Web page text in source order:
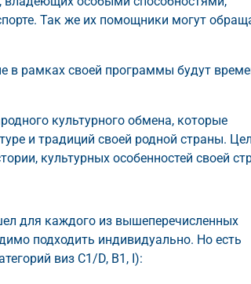
Так же их помощники могут
в рамках своей программы будут
культурного обмена, которые
и традиций своей родной страны.
культурных особенностей своей
для каждого из вышеперечисленных
подходить индивидуально. Но есть
виз C1/D, B1, I):